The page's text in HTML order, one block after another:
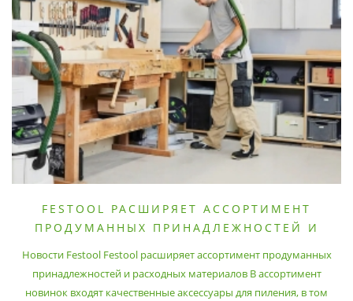
FESTOOL РАСШИРЯЕТ АССОРТИМЕНТ
ПРОДУМАННЫХ ПРИНАДЛЕЖНОСТЕЙ И
Новости Festool Festool расширяет ассортимент продуманных
принадлежностей и расходных материалов В ассортимент
новинок входят качественные аксессуары для пиления, в том